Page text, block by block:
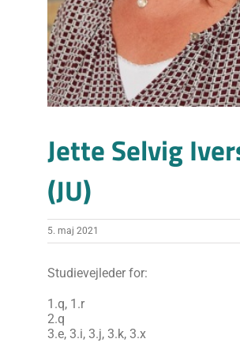
Jette Selvig
(JU)
5. maj 2021
Studievejleder for:
1.q, 1.r
2.q
3.e, 3.i, 3.j, 3.k, 3.x